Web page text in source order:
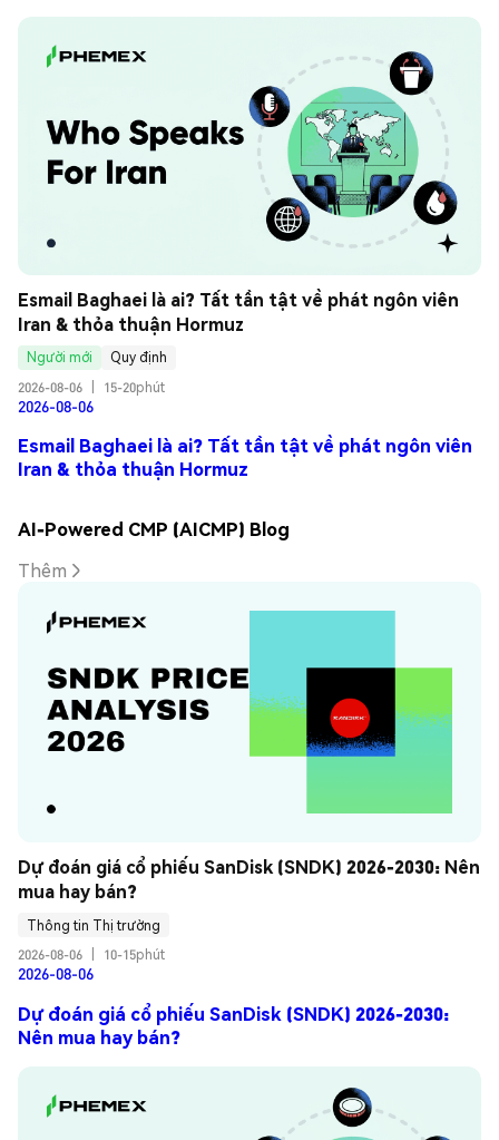
Esmail Baghaei là ai? Tất tần tật về phát ngôn viên
Iran & thỏa thuận Hormuz
Người mới
Quy định
2026-08-06
15-20phút
2026-08-06
Esmail Baghaei là ai? Tất tần tật về phát ngôn viên
Iran & thỏa thuận Hormuz
AI-Powered CMP (AICMP) Blog
Thêm
Dự đoán giá cổ phiếu SanDisk (SNDK) 2026-2030: Nên
mua hay bán?
Thông tin Thị trường
2026-08-06
10-15phút
2026-08-06
Dự đoán giá cổ phiếu SanDisk (SNDK) 2026-2030:
Nên mua hay bán?